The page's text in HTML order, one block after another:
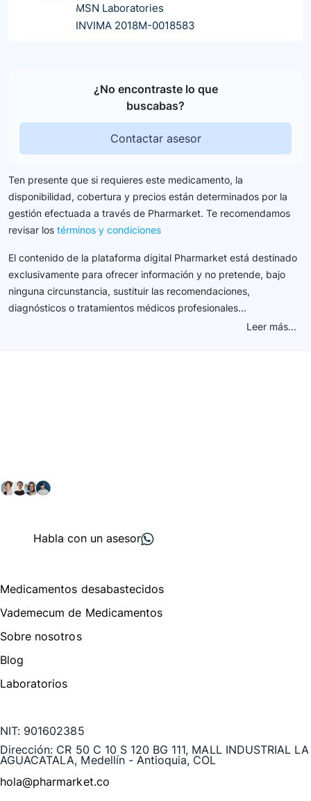
MSN Laboratories
INVIMA 2018M-0018583
¿No encontraste lo que
buscabas?
Contactar asesor
Ten presente que si requieres este medicamento, la
disponibilidad, cobertura y precios están determinados por la
gestión efectuada a través de Pharmarket. Te recomendamos
revisar los términos y condiciones
El contenido de la plataforma digital Pharmarket está destinado
exclusivamente para ofrecer información y no pretende, bajo
ninguna circunstancia, sustituir las recomendaciones,
diagnósticos o tratamientos médicos profesionales...
Leer más...
Habla con un asesor
Medicamentos desabastecidos
Vademecum de Medicamentos
Sobre nosotros
Blog
Laboratorios
NIT: 901602385
Dirección: CR 50 C 10 S 120 BG 111, MALL INDUSTRIAL LA
AGUACATALA, Medellín - Antioquia, COL
hola@pharmarket.co